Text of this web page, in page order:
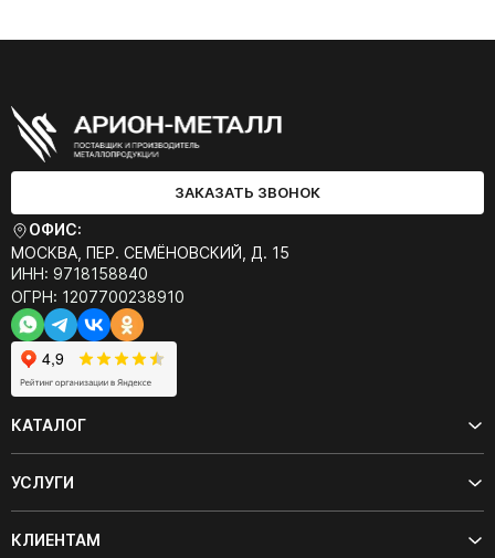
ЗАКАЗАТЬ ЗВОНОК
ОФИС:
МОСКВА, ПЕР. СЕМЁНОВСКИЙ, Д. 15
ИНН: 9718158840
ОГРН: 1207700238910
КАТАЛОГ
УСЛУГИ
КЛИЕНТАМ